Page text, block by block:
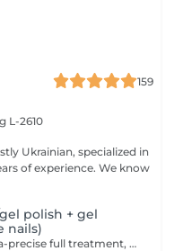
159
L-2610
Ukrainian, specialized in
We know
polish + gel
nails)
Premium, highly technical and ultra-precise full treatment, performed mainly with an e-file to achieve a perfectly clean nail contour and apply the polish as close as possible, even slightly under the cuticle. This technique helps visually delay the regrowth by around 10 days. Visual result: -Extremely well-groomed nails, clean contours, flawless shape -Instagram / photo studio effect: neat, precise, with no visible dry skin We also include a gel reinforcement, recommended for long or fragile or broken nails. A perfect solution for flawless and long-lasting nails: -The average durability is 4 weeks!! Service content -> 95€ : -Removal of old semi-permanent and/or gel polish (if needed, already include in this price/service) -Very meticulous preparation of the nail plate -Removal of dead skin -Shape and file nails -Gentle cuticle care -Correction of the nail shape -Gel reinforcement -Application of semi-permanent nail polish -Application of cuticle oil and hand cream Optional : -Price per nail extension on up to 5 nails (if so please book "WITH simple design") +3€/nail -Price per nail for nail art on up to 5 nails (if so please book "WITH simple design") +3€/nail -Price for simple design (French, Chrome, Baby Boomer, Cat Eyes, Stickers, Foil) 6-10 nails -> +20€ -Price for complex design (3D, Hand drawings, Stamping, French with Chrome, Baby Boomer with Chrome, French with Cat Eyes) 6-10 nails -> +30€